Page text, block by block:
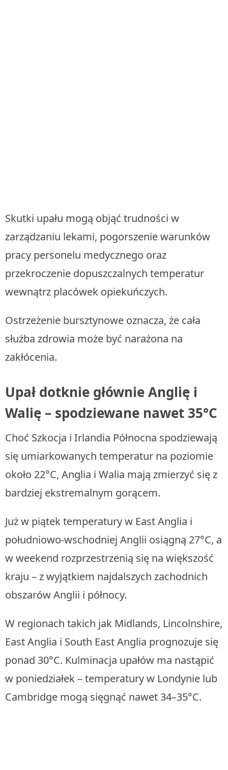
Skutki upału mogą objąć trudności w
zarządzaniu lekami, pogorszenie warunków
pracy personelu medycznego oraz
przekroczenie dopuszczalnych temperatur
wewnątrz placówek opiekuńczych.
Ostrzeżenie bursztynowe oznacza, że cała
służba zdrowia może być narażona na
zakłócenia.
Upał dotknie głównie Anglię i
Walię – spodziewane nawet 35°C
Choć Szkocja i Irlandia Północna spodziewają
się umiarkowanych temperatur na poziomie
około 22°C, Anglia i Walia mają zmierzyć się z
bardziej ekstremalnym gorącem.
Już w piątek temperatury w East Anglia i
południowo-wschodniej Anglii osiągną 27°C, a
w weekend rozprzestrzenią się na większość
kraju – z wyjątkiem najdalszych zachodnich
obszarów Anglii i północy.
W regionach takich jak Midlands, Lincolnshire,
East Anglia i South East Anglia prognozuje się
ponad 30°C. Kulminacja upałów ma nastąpić
w poniedziałek – temperatury w Londynie lub
Cambridge mogą sięgnąć nawet 34–35°C.